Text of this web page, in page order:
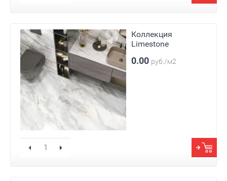
Коллекция
Limestone
0.00 руб./м2